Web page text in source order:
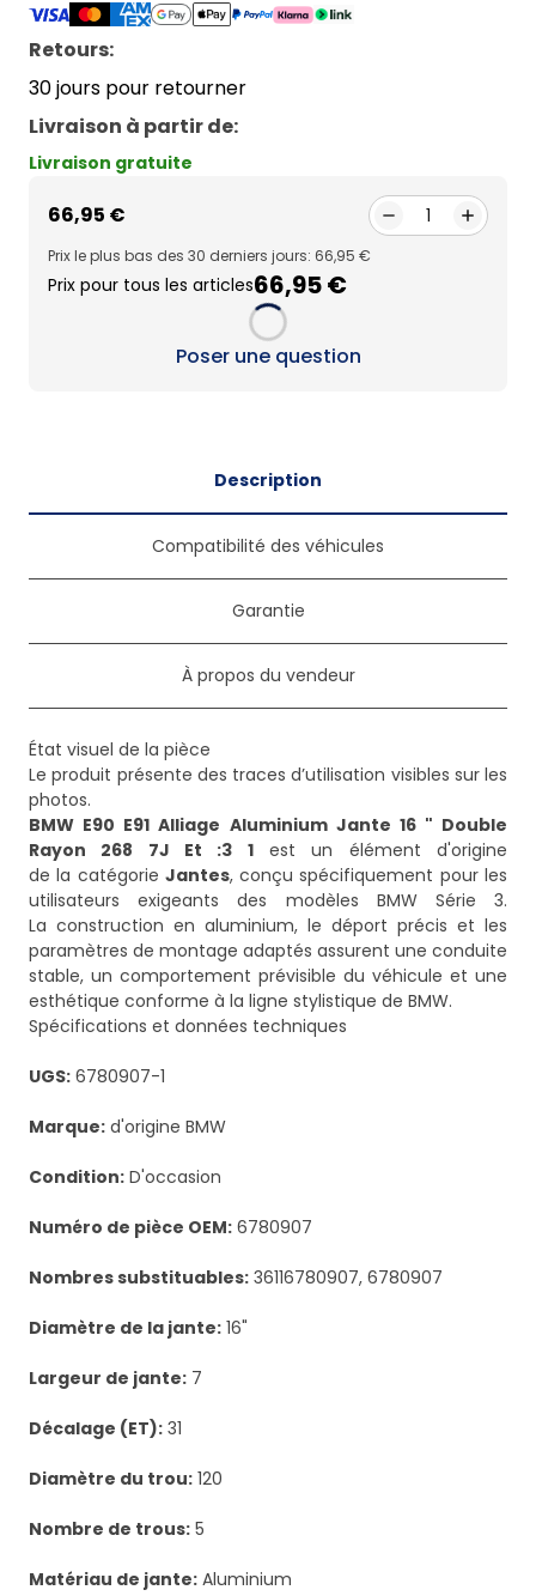
Retours:
30 jours pour retourner
Livraison à partir de:
Livraison gratuite
66,95 € 1
Prix le plus bas des 30 derniers jours: 66,95 €
Prix pour tous les articles66,95 €
Loading...
Poser une question
Description
Compatibilité des véhicules
Garantie
À propos du vendeur
État visuel de la pièce
Le produit présente des traces d’utilisation visibles sur les
BMW E90 E91 Alliage Aluminium Jante 16 " Double
Rayon 268 7J Et :3 1est un élément d'origine
de la catégorie Jantes, conçu spécifiquement pour les
utilisateurs exigeants des modèles BMW Série 3.
La construction en aluminium, le déport précis et les
paramètres de montage adaptés assurent une conduite
stable, un comportement prévisible du véhicule et une
esthétique conforme à la ligne stylistique de BMW.
Spécifications et données techniques
UGS: 6780907-1
Marque: d'origine BMW
Condition: D'occasion
Numéro de pièce OEM: 6780907
Nombres substituables: 36116780907, 6780907
Diamètre de la jante: 16"
Largeur de jante: 7
Décalage (ET): 31
Diamètre du trou: 120
Nombre de trous: 5
Matériau de jante: Aluminium